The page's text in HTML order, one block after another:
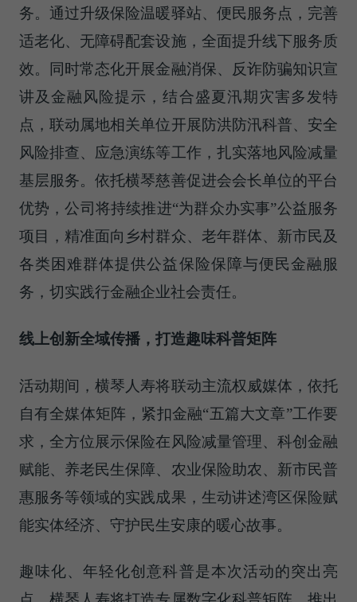
务。通过升级保险温暖驿站、便民服务点，完善
适老化、无障碍配套设施，全面提升线下服务质
效。同时常态化开展金融消保、反诈防骗知识宣
讲及金融风险提示，结合盛夏汛期灾害多发特
点，联动属地相关单位开展防洪防汛科普、安全
风险排查、应急演练等工作，扎实落地风险减量
基层服务。依托横琴慈善促进会会长单位的平台
优势，公司将持续推进“为群众办实事”公益服务
项目，精准面向乡村群众、老年群体、新市民及
各类困难群体提供公益保险保障与便民金融服
务，切实践行金融企业社会责任。
线上创新全域传播，打造趣味科普矩阵
活动期间，横琴人寿将联动主流权威媒体，依托
自有全媒体矩阵，紧扣金融“五篇大文章”工作要
求，全方位展示保险在风险减量管理、科创金融
赋能、养老民生保障、农业保险助农、新市民普
惠服务等领域的实践成果，生动讲述湾区保险赋
能实体经济、守护民生安康的暖心故事。
趣味化、年轻化创意科普是本次活动的突出亮